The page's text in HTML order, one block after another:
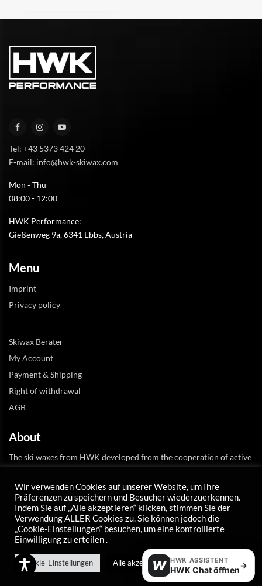
Tel: +43 5373 424 20
E-mail: info@hwk-skiwax.com
Mon - Thu
08:00 - 12:00
HWK Performance:
Gießenweg 9a, 6341 Ebbs, Austria
Menu
Imprint
Privacy policy
Skiwax Berater
My Account
Payment & Shipping
Right of withdrawal
AGB
About
The ski waxes from HWK developed from the cooperation of active
competitive athletes, technicians and chemists. The main focus of
the company HWK-Skiwachs is in the development.
Newsletter E-Mail*
Wir verwenden Cookies auf unserer Website, um Ihre
Präferenzen zu speichern und Besucher wiederzuerkennen.
Indem Sie auf „Alle akzeptieren“ klicken, stimmen Sie der
Verwendung ALLER Cookies zu. Sie können jedoch die
„Cookie-Einstellungen“ besuchen, um eine kontrollierte
Einwilligung zu erteilen .
Cookie-Einstellungen Alle akzeptieren
W HWK ASSISTENT
HWK Chat öffnen→